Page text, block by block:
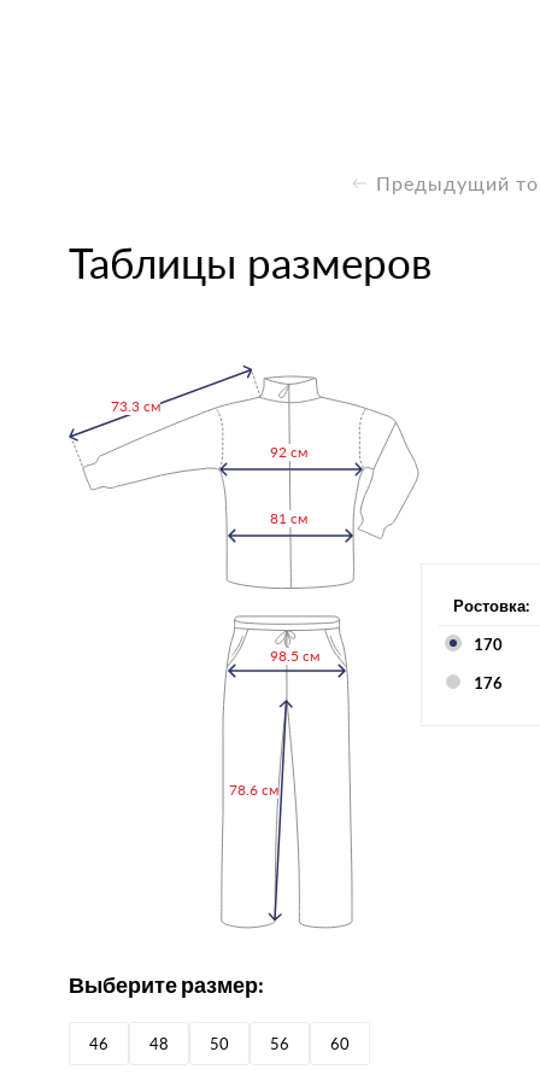
Предыдущий
Таблицы размеров
73.3 см
92 см
81 см
98.5 см
78.6 см
Ростовка:
170
176
Выберите размер:
46 48 50 56 60